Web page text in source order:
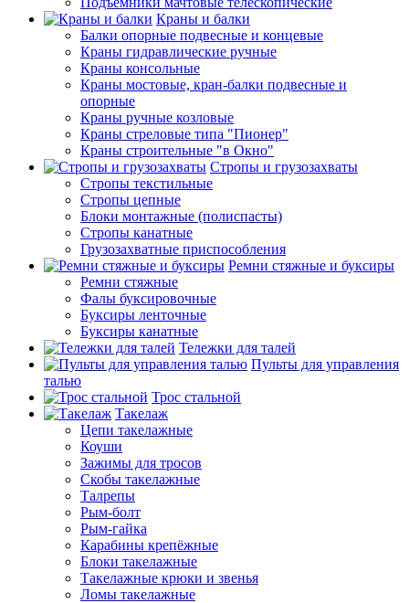
Краны и балки
Балки опорные подвесные и концевые
Краны гидравлические ручные
Краны консольные
Краны мостовые, кран-балки подвесные и
опорные
Краны ручные козловые
Краны стреловые типа "Пионер"
Краны строительные "в Окно"
Стропы и грузозахваты
Стропы текстильные
Стропы цепные
Блоки монтажные (полиспасты)
Стропы канатные
Грузозахватные приспособления
Ремни стяжные и буксиры
Ремни стяжные
Фалы буксировочные
Буксиры ленточные
Буксиры канатные
Тележки для талей
Пульты для управления
талью
Трос стальной
Такелаж
Цепи такелажные
Коуши
Зажимы для тросов
Скобы такелажные
Талрепы
Рым-болт
Рым-гайка
Карабины крепёжные
Блоки такелажные
Такелажные крюки и звенья
Ломы такелажные